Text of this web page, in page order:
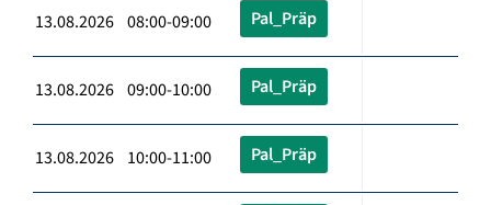
13.08.2026 08:00-09:00 Pal_Präp
13.08.2026 09:00-10:00 Pal_Präp
13.08.2026 10:00-11:00 Pal_Präp